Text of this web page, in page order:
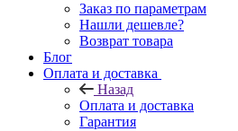
Заказ по параметрам
Нашли дешевле?
Возврат товара
Блог
Оплата и доставка
Назад
Оплата и доставка
Гарантия